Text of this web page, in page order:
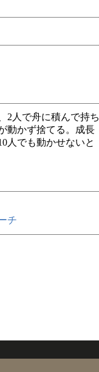
2人で舟に積んで持ち
動かず捨てる。成長
人でも動かせないと
チ